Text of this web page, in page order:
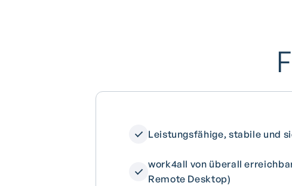
Leistungsfähige, stabile und
work4all von überall
Remote Desktop)